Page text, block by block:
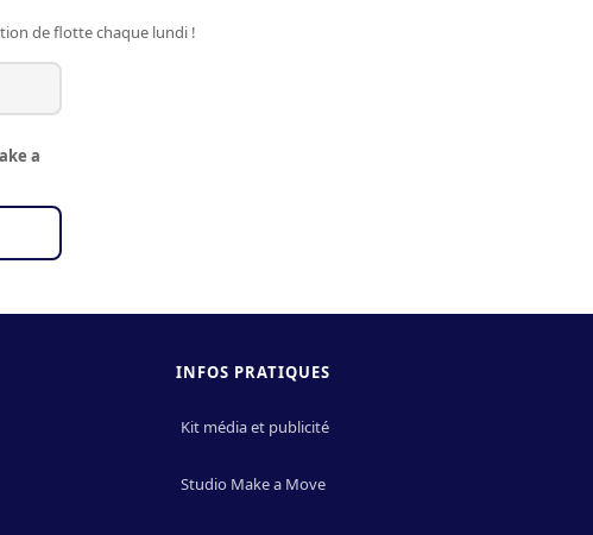
de flotte chaque lundi !
a
INFOS PRATIQUES
Kit média et publicité
Studio Make a Move